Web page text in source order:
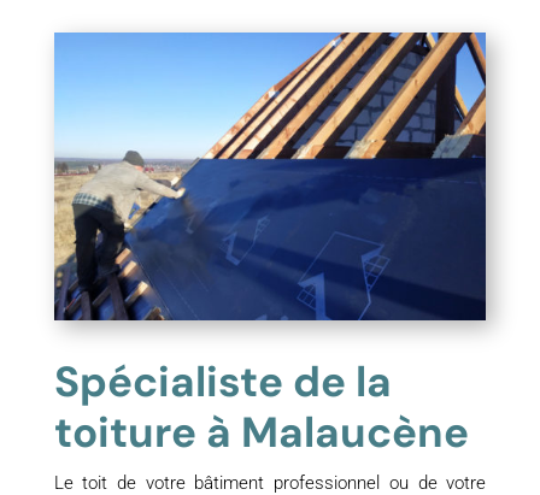
Spécialiste de la
toiture à Malaucène
Le toit de votre bâtiment professionnel ou de votre